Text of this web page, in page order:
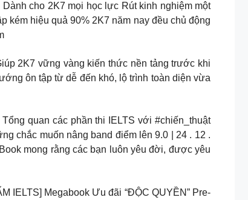
cho 2K7 mọi học lực Rút kinh nghiệm một
kém hiệu quả 90% 2K7 năm nay đều chủ động
2K7 vững vàng kiến thức nền tảng trước khi
ôn tập từ dễ đến khó, lộ trình toàn diện vừa
quan các phần thi IELTS với #chiến_thuật
chắc muốn nâng band điểm lên 9.0 | 24 . 12 .
mong rằng các bạn luôn yêu đời, được yêu
IELTS] Megabook Ưu đãi “ĐỘC QUYỀN” Pre-